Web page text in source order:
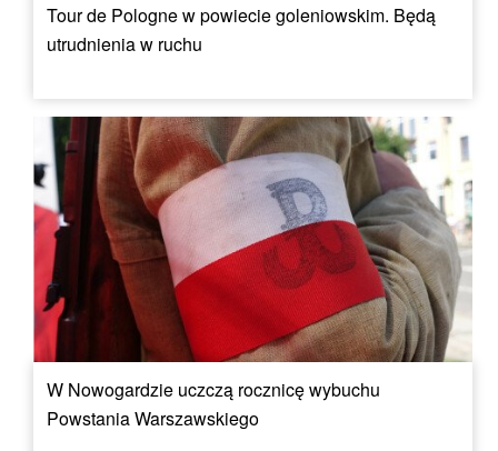
Tour de Pologne w powiecie goleniowskim. Będą
utrudnienia w ruchu
W Nowogardzie uczczą rocznicę wybuchu
Powstania Warszawskiego